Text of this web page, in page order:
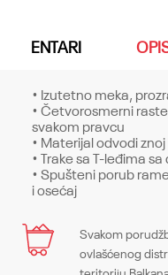
• Izutetno meka,
• Četvorosmerni
svakom pravcu
• Materijal odvodi
• Trake sa T-leđima
• Spušteni porub
i osećaj
Karakteristika
Kategorija
Ime/Nadimak
Svakom
ovlašćenog